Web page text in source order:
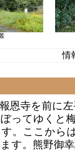
情
恩寺を前に
ってゆくと
。ここから
す。熊野御